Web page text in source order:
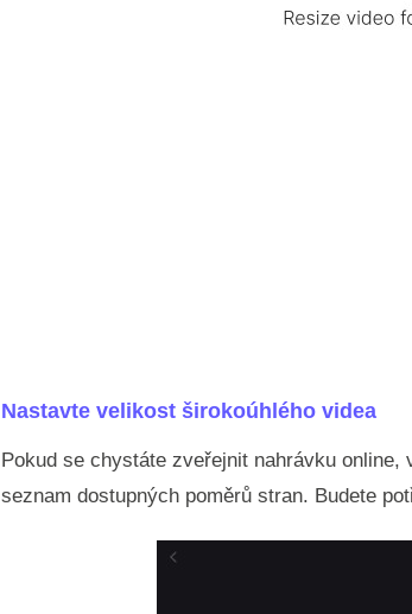
Nastavte velikost širokoúhlého videa
Pokud se chystáte zveřejnit nahrávku online,
seznam dostupných poměrů stran. Budete